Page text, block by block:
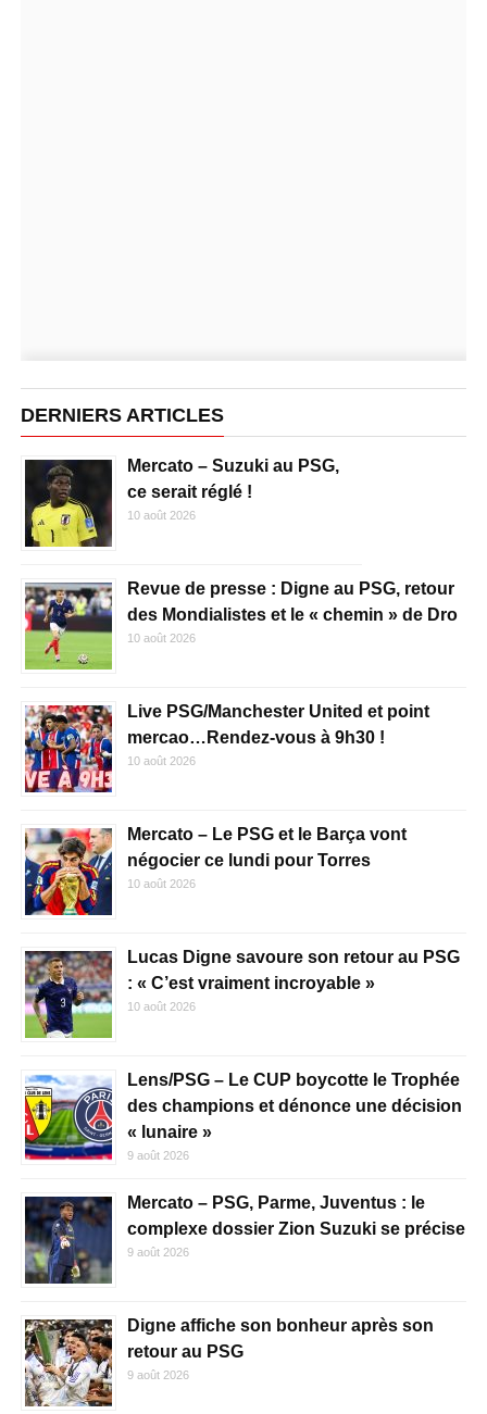
DERNIERS ARTICLES
Mercato – Suzuki au PSG,
ce serait réglé !
10 août 2026
Revue de presse : Digne au PSG, retour
des Mondialistes et le « chemin » de Dro
10 août 2026
Live PSG/Manchester United et point
mercao…Rendez-vous à 9h30 !
10 août 2026
Mercato – Le PSG et le Barça vont
négocier ce lundi pour Torres
10 août 2026
Lucas Digne savoure son retour au PSG
: « C’est vraiment incroyable »
10 août 2026
Lens/PSG – Le CUP boycotte le Trophée
des champions et dénonce une décision
« lunaire »
9 août 2026
Mercato – PSG, Parme, Juventus : le
complexe dossier Zion Suzuki se précise
9 août 2026
Digne affiche son bonheur après son
retour au PSG
9 août 2026